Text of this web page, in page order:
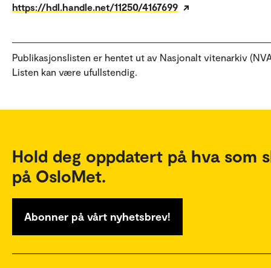
https://hdl.handle.net/11250/4167699
Publikasjonslisten er hentet ut av Nasjonalt vitenarkiv
Listen kan være ufullstendig.
Hold deg oppdatert på hva som
på OsloMet.
Abonner på vårt nyhetsbrev!